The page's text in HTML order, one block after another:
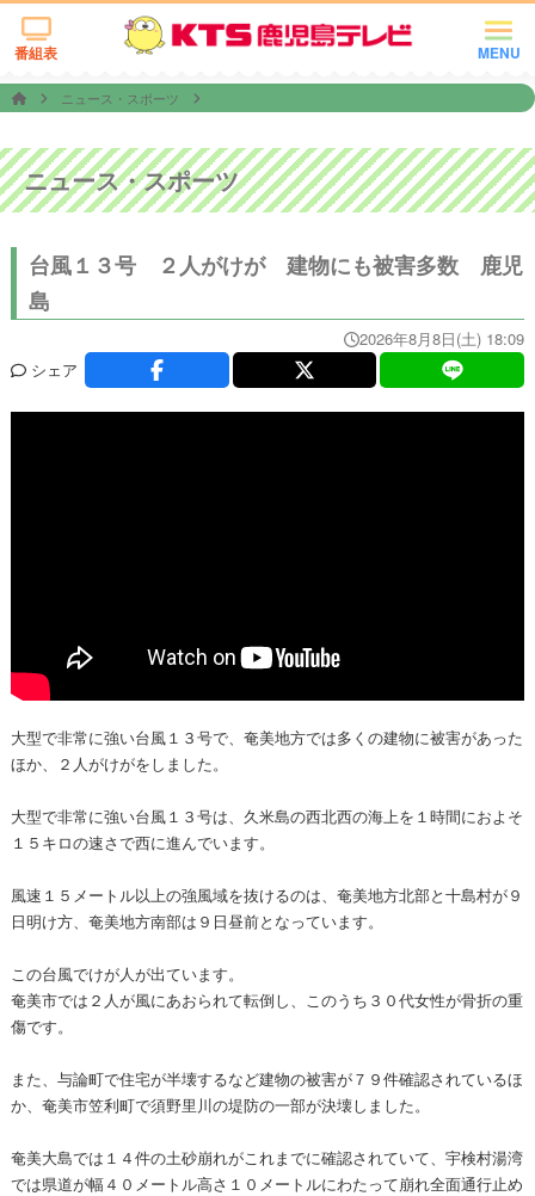
MENU
番組表
ニュース・スポーツ
ニュース・スポーツ
台風１３号 ２人がけが 建物にも被害多数 鹿児
島
2026年8月8日(土) 18:09
シェア
大型で非常に強い台風１３号で、奄美地方では多くの建物に被害があった
ほか、２人がけがをしました。
大型で非常に強い台風１３号は、久米島の西北西の海上を１時間におよそ
１５キロの速さで西に進んでいます。
風速１５メートル以上の強風域を抜けるのは、奄美地方北部と十島村が９
日明け方、奄美地方南部は９日昼前となっています。
この台風でけが人が出ています。
奄美市では２人が風にあおられて転倒し、このうち３０代女性が骨折の重
傷です。
また、与論町で住宅が半壊するなど建物の被害が７９件確認されているほ
か、奄美市笠利町で須野里川の堤防の一部が決壊しました。
奄美大島では１４件の土砂崩れがこれまでに確認されていて、宇検村湯湾
では県道が幅４０メートル高さ１０メートルにわたって崩れ全面通行止め